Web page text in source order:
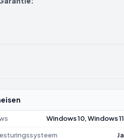
Windows 10, Windows 11
Ja